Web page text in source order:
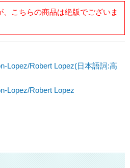
こちらの商品は絶版でございま
Lopez/Robert Lopez(日本語詞:高
Lopez/Robert Lopez